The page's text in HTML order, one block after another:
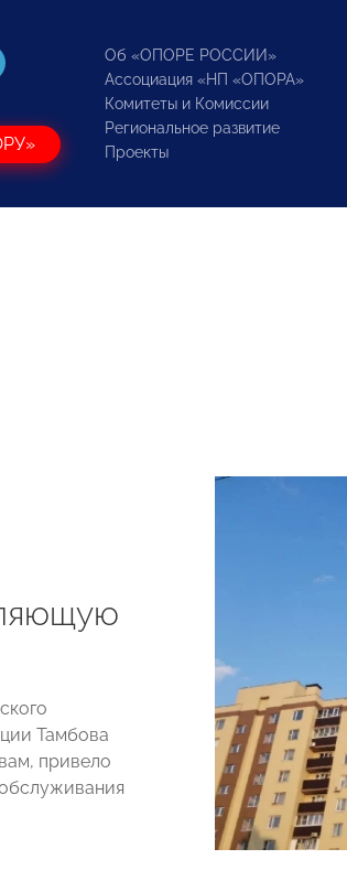
Об «ОПОРЕ РОССИИ»
Ассоциация «НП «ОПОРА»
Комитеты и Комиссии
Региональное развитие
Проекты
Тамбова
привело